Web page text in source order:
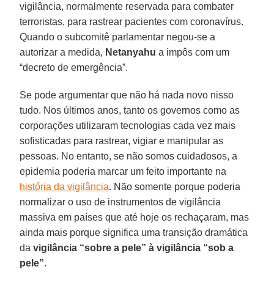
vigilância, normalmente reservada para combater
terroristas, para rastrear pacientes com coronavírus.
Quando o subcomitê parlamentar negou-se a
autorizar a medida, Netanyahu a impôs com um
“decreto de emergência”.
Se pode argumentar que não há nada novo nisso
tudo. Nos últimos anos, tanto os governos como as
corporações utilizaram tecnologias cada vez mais
sofisticadas para rastrear, vigiar e manipular as
pessoas. No entanto, se não somos cuidadosos, a
epidemia poderia marcar um feito importante na
história da vigilância. Não somente porque poderia
normalizar o uso de instrumentos de vigilância
massiva em países que até hoje os rechaçaram, mas
ainda mais porque significa uma transição dramática
davigilância “sobre a pele” à vigilância “sob a
pele”.